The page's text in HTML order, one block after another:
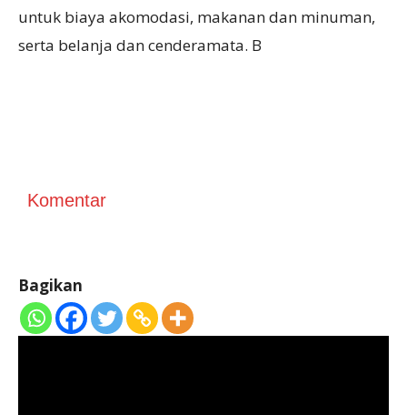
untuk biaya akomodasi, makanan dan minuman,
serta belanja dan cenderamata. B
Komentar
Bagikan